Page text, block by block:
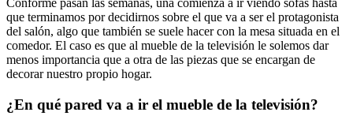
que terminamos por decidirnos sobre el que va a ser el protagonista
del salón, algo que también se suele hacer con la mesa situada en el
comedor. El caso es que al mueble de la televisión le solemos dar
menos importancia que a otra de las piezas que se encargan de
decorar nuestro propio hogar.
¿En qué pared va a ir el mueble de la televisión?